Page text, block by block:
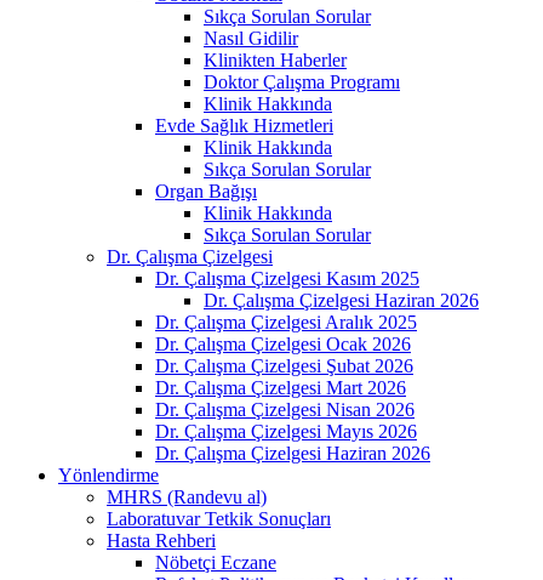
Sıkça Sorulan Sorular
Nasıl Gidilir
Klinikten Haberler
Doktor Çalışma Programı
Klinik Hakkında
Evde Sağlık Hizmetleri
Klinik Hakkında
Sıkça Sorulan Sorular
Organ Bağışı
Klinik Hakkında
Sıkça Sorulan Sorular
Dr. Çalışma Çizelgesi
Dr. Çalışma Çizelgesi Kasım 2025
Dr. Çalışma Çizelgesi Haziran 2026
Dr. Çalışma Çizelgesi Aralık 2025
Dr. Çalışma Çizelgesi Ocak 2026
Dr. Çalışma Çizelgesi Şubat 2026
Dr. Çalışma Çizelgesi Mart 2026
Dr. Çalışma Çizelgesi Nisan 2026
Dr. Çalışma Çizelgesi Mayıs 2026
Dr. Çalışma Çizelgesi Haziran 2026
Yönlendirme
MHRS (Randevu al)
Laboratuvar Tetkik Sonuçları
Hasta Rehberi
Nöbetçi Eczane